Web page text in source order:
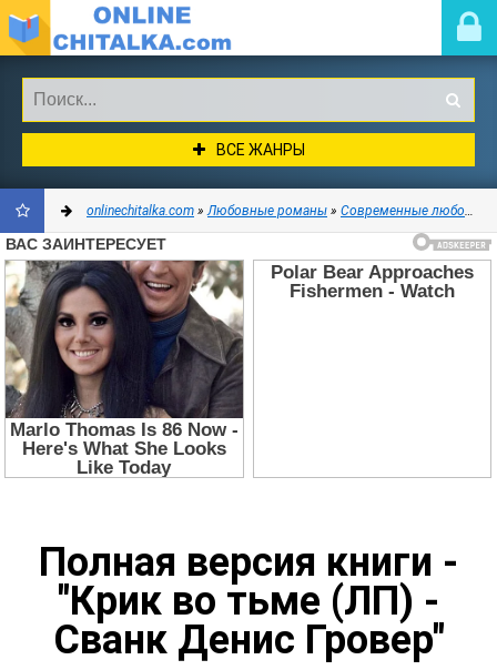
ВСЕ ЖАНРЫ
ДОБАВИТЬ
В
ЗАКЛАДКИ
onlinechitalka.com »Любовные романы » Современные любовные романы
Полная версия книги -
"Крик во тьме (ЛП) -
Сванк Денис Гровер"